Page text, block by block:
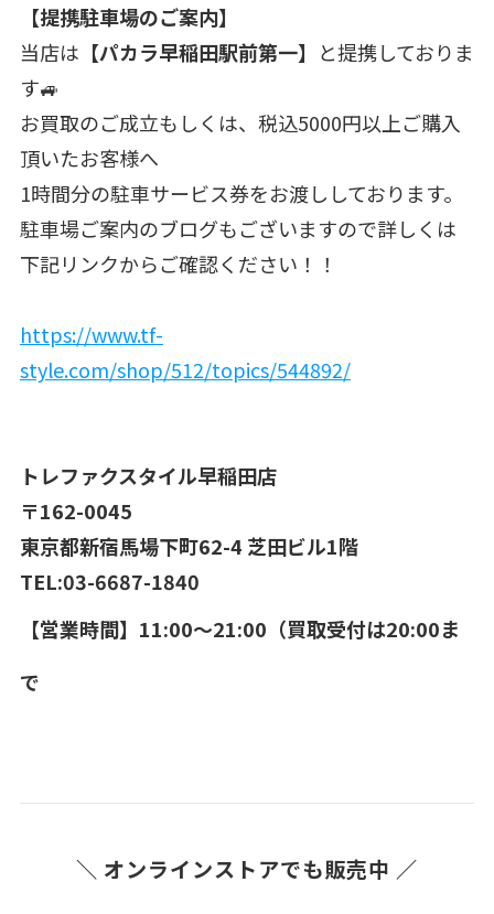
【提携駐車場のご案内】
当店は 【パカラ早稲田駅前第一】 と提携しておりま
す🚙
お買取のご成立もしくは、税込5000円以上ご購入
頂いたお客様へ
1時間分の駐車サービス券をお渡ししております。
駐車場ご案内のブログもございますので詳しくは
下記リンクからご確認ください！！
https://www.tf-
style.com/shop/512/topics/544892/
トレファクスタイル早稲田店
〒162-0045
東京都新宿馬場下町62-4 芝田ビル1階
TEL:03-6687-1840
【営業時間】11:00～21:00（買取受付は20:00ま
で
＼ オンラインストアでも販売中 ／